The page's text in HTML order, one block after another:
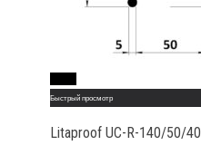
Быстрый просмотр
Litaproof UC-R-140/50/40